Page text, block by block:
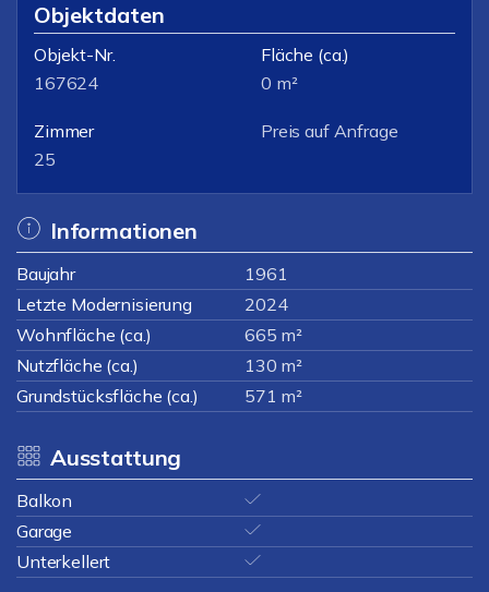
Objektdaten
Objekt-Nr.
167624
Fläche (ca.)
0 m²
Zimmer
25
Preis auf Anfrage
Informationen
Baujahr
1961
Letzte Modernisierung
2024
Wohnfläche (ca.)
665 m²
Nutzfläche (ca.)
130 m²
Grundstücksfläche (ca.)
571 m²
Ausstattung
Balkon
Garage
Unterkellert